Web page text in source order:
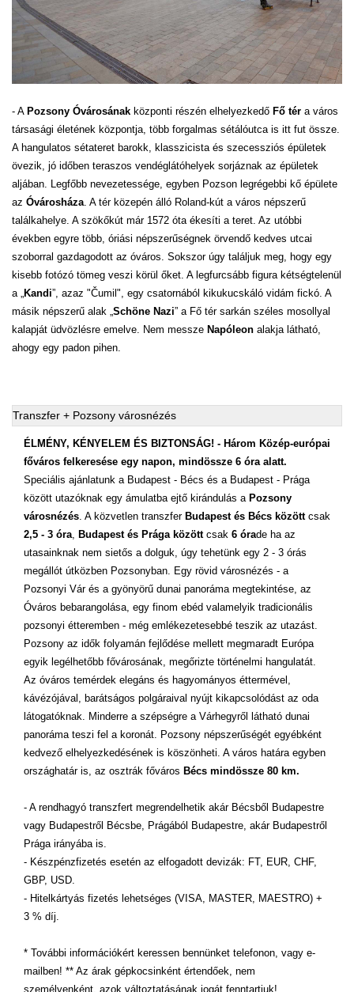
- A Pozsony Óvárosának központi részén elhelyezkedő Fő tér a város
társasági életének központja, több forgalmas sétálóutca is itt fut össze.
A hangulatos sétateret barokk, klasszicista és szecessziós épületek
övezik, jó időben teraszos vendéglátóhelyek sorjáznak az épületek
aljában. Legfőbb nevezetessége, egyben Pozson legrégebbi kő épülete
az Óvárosháza. A tér közepén álló Roland-kút a város népszerű
találkahelye. A szökőkút már 1572 óta ékesíti a teret. Az utóbbi
években egyre több, óriási népszerűségnek örvendő kedves utcai
szoborral gazdagodott az óváros. Sokszor úgy találjuk meg, hogy egy
kisebb fotózó tömeg veszi körül őket. A legfurcsább figura kétségtelenül
a „Kandi”, azaz "Čumil", egy csatornából kikukucskáló vidám fickó. A
másik népszerű alak „Schöne Nazi” a Fő tér sarkán széles mosollyal
kalapját üdvözlésre emelve. Nem messze Napóleon alakja látható,
ahogy egy padon pihen.
Transzfer + Pozsony városnézés
ÉLMÉNY, KÉNYELEM ÉS BIZTONSÁG! - Három Közép-európai
főváros felkeresése egy napon, mindössze 6 óra alatt.
Speciális ajánlatunk a Budapest - Bécs és a Budapest - Prága
között utazóknak egy ámulatba ejtő kirándulás a Pozsony
városnézés . A közvetlen transzfer Budapest és Bécs közöttcsak
2,5 - 3 óra Budapest és Prága közöttcsak 6 órade ha az
utasainknak nem sietős a dolguk, úgy tehetünk egy 2 - 3 órás
megállót útközben Pozsonyban. Egy rövid városnézés - a
Pozsonyi Vár és a gyönyörű dunai panoráma megtekintése, az
Óváros bebarangolása, egy finom ebéd valamelyik tradicionális
pozsonyi étteremben - még emlékezetesebbé teszik az utazást.
Pozsony az idők folyamán fejlődése mellett megmaradt Európa
egyik legélhetőbb fővárosának, megőrizte történelmi hangulatát.
Az óváros temérdek elegáns és hagyományos éttermével,
kávézójával, barátságos polgáraival nyújt kikapcsolódást az oda
látogatóknak. Minderre a szépségre a Várhegyről látható dunai
panoráma teszi fel a koronát. Pozsony népszerűségét egyébként
kedvező elhelyezkedésének is köszönheti. A város határa egyben
országhatár is, az osztrák főváros Bécs mindössze 80 km.
- A rendhagyó transzfert megrendelhetik akár Bécsből Budapestre
vagy Budapestről Bécsbe, Prágából Budapestre, akár Budapestről
Prága irányába is.
- Készpénzfizetés esetén az elfogadott devizák: FT, EUR, CHF,
GBP, USD.
- Hitelkártyás fizetés lehetséges (VISA, MASTER, MAESTRO) +
3 % díj.
* További információkért keressen bennünket telefonon, vagy e-
mailben! ** Az árak gépkocsinként értendőek, nem
személyenként, azok változtatásának jogát fenntartjuk!